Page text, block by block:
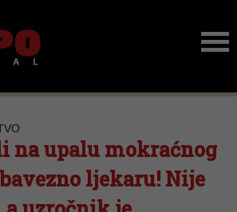
na upalu mokraćnog
ljekaru! Nije